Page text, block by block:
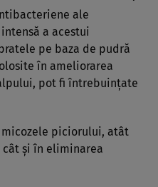
ale
a acestui
pe baza de pudră
în ameliorarea
pot fi întrebuinţate
micozele piciorului, atât
şi în eliminarea